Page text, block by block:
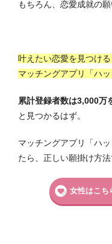
もちろん、恋愛成就の願
叶えたい恋愛を見つけ
マッチングアプリ「ハ
累計登録者数は3,000万
と見つかるはず。
マッチングアプリ「ハ
たら、正しい願掛け方
女性はこち